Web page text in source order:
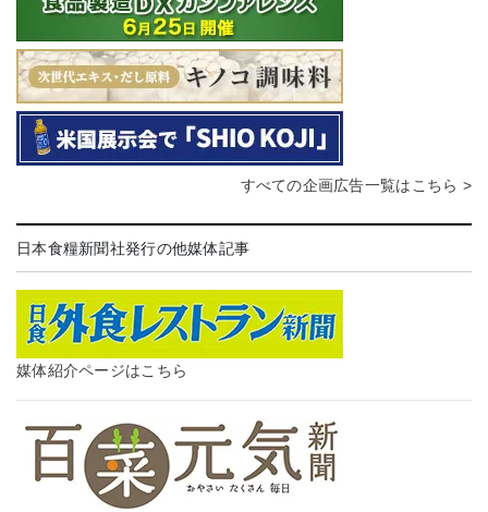
すべての企画広告一覧はこちら >
日本食糧新聞社発行の他媒体記事
媒体紹介ページはこちら